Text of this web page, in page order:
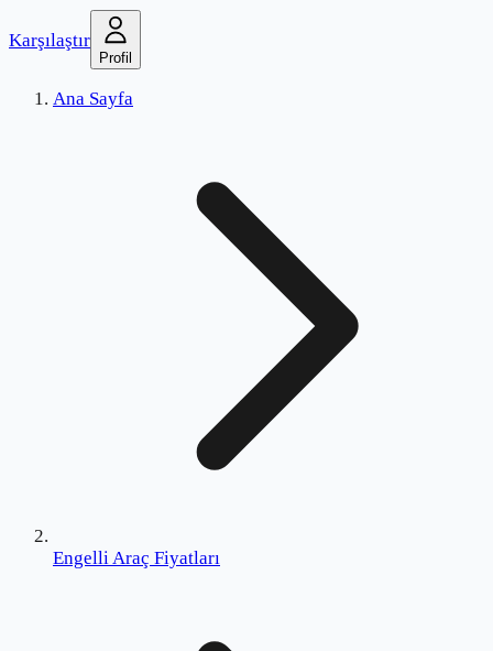
Karşılaştır
Profil
Ana Sayfa
Engelli Araç Fiyatları